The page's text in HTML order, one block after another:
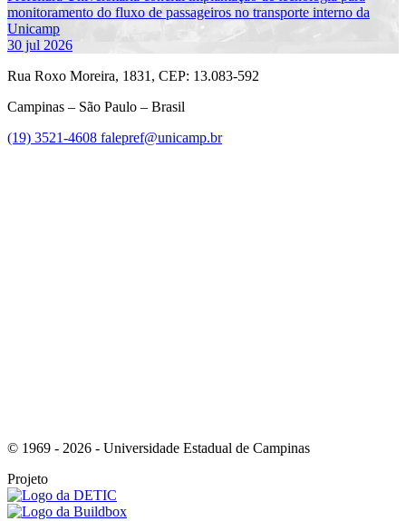
monitoramento do fluxo de passageiros no transporte interno da
Unicamp
30 jul 2026
Rua Roxo Moreira, 1831, CEP: 13.083-592
Campinas – São Paulo – Brasil
(19) 3521-4608 falepref@unicamp.br
© 1969 - 2026 - Universidade Estadual de Campinas
Projeto